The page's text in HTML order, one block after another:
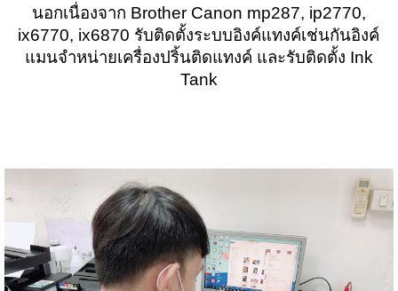
นอกเนื่องจาก Brother Canon mp287, ip2770,
ix6770, ix6870 รับติดตั้งระบบอิงค์แทงค์เช่นกันอิงค์
แมนจำหน่ายเครื่องปริ้นติดแทงค์ และรับติดตั้ง Ink
Tank